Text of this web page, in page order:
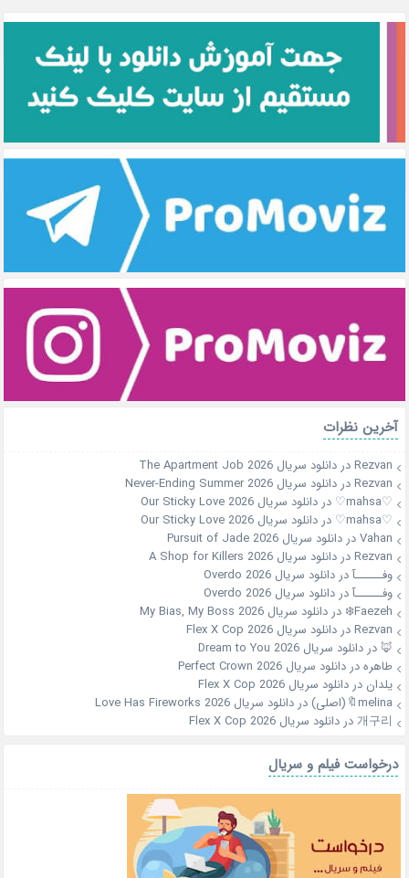
آخرین نظرات
Rezvanدردانلود سریال The Apartment Job 2026
Rezvanدردانلود سریال Never-Ending Summer 2026
♡mahsa♡
دردانلود سریال Our Sticky Love 2026
♡mahsa♡
دردانلود سریال Our Sticky Love 2026
Vahanدردانلود سریال Pursuit of Jade 2026
Rezvanدردانلود سریال A Shop for Killers 2026
وفــــــآدردانلود سریال Overdo 2026
وفــــــآدردانلود سریال Overdo 2026
Faezeh❄️
دردانلود سریال My Bias, My Boss 2026
Rezvanدردانلود سریال Flex X Cop 2026
🦊دردانلود سریال Dream to You 2026
طاهرهدردانلود سریال Perfect Crown 2026
یلدان دردانلود سریال Flex X Cop 2026
melina🔖(اصلی)
دردانلود سریال Love Has Fireworks 2026
개구리دردانلود سریال Flex X Cop 2026
درخواست فیلم و سریال